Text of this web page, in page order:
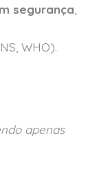
segurança,
WHO).
apenas